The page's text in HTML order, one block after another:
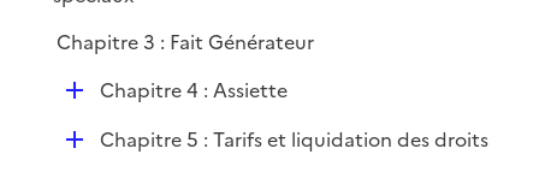
e
r
i
Chapitre 3 : Fait Générateur
DChapitre 4 : Assiette
DChapitre 5 : Tarifs et liquidation des droits